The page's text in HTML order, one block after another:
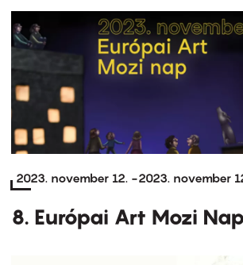
2023. november 12. -2023. november
8. Európai Art Mozi Nap